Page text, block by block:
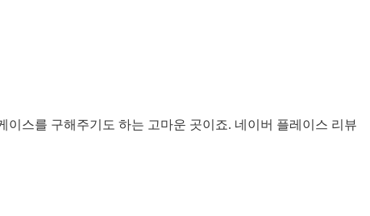
스를 구해주기도 하는 고마운 곳이죠. 네이버 플레이스 리뷰